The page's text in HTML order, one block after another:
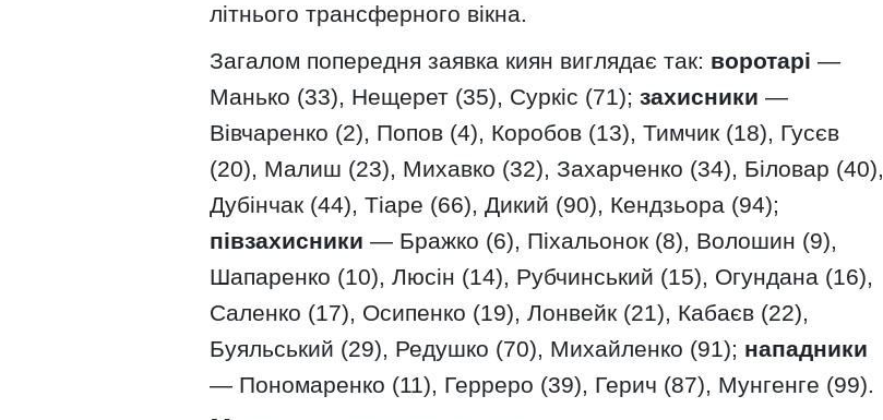
літнього трансферного вікна.
Загалом попередня заявка киян виглядає так: воротарі —
Манько (33), Нещерет (35), Суркіс (71); захисники —
Вівчаренко (2), Попов (4), Коробов (13), Тимчик (18), Гусєв
(20), Малиш (23), Михавко (32), Захарченко (34), Біловар (40),
Дубінчак (44), Тіаре (66), Дикий (90), Кендзьора (94);
півзахисники — Бражко (6), Піхальонок (8), Волошин (9),
Шапаренко (10), Люсін (14), Рубчинський (15), Огундана (16),
Саленко (17), Осипенко (19), Лонвейк (21), Кабаєв (22),
Буяльський (29), Редушко (70), Михайленко (91); нападники
— Пономаренко (11), Герреро (39), Герич (87), Мунгенге (99).